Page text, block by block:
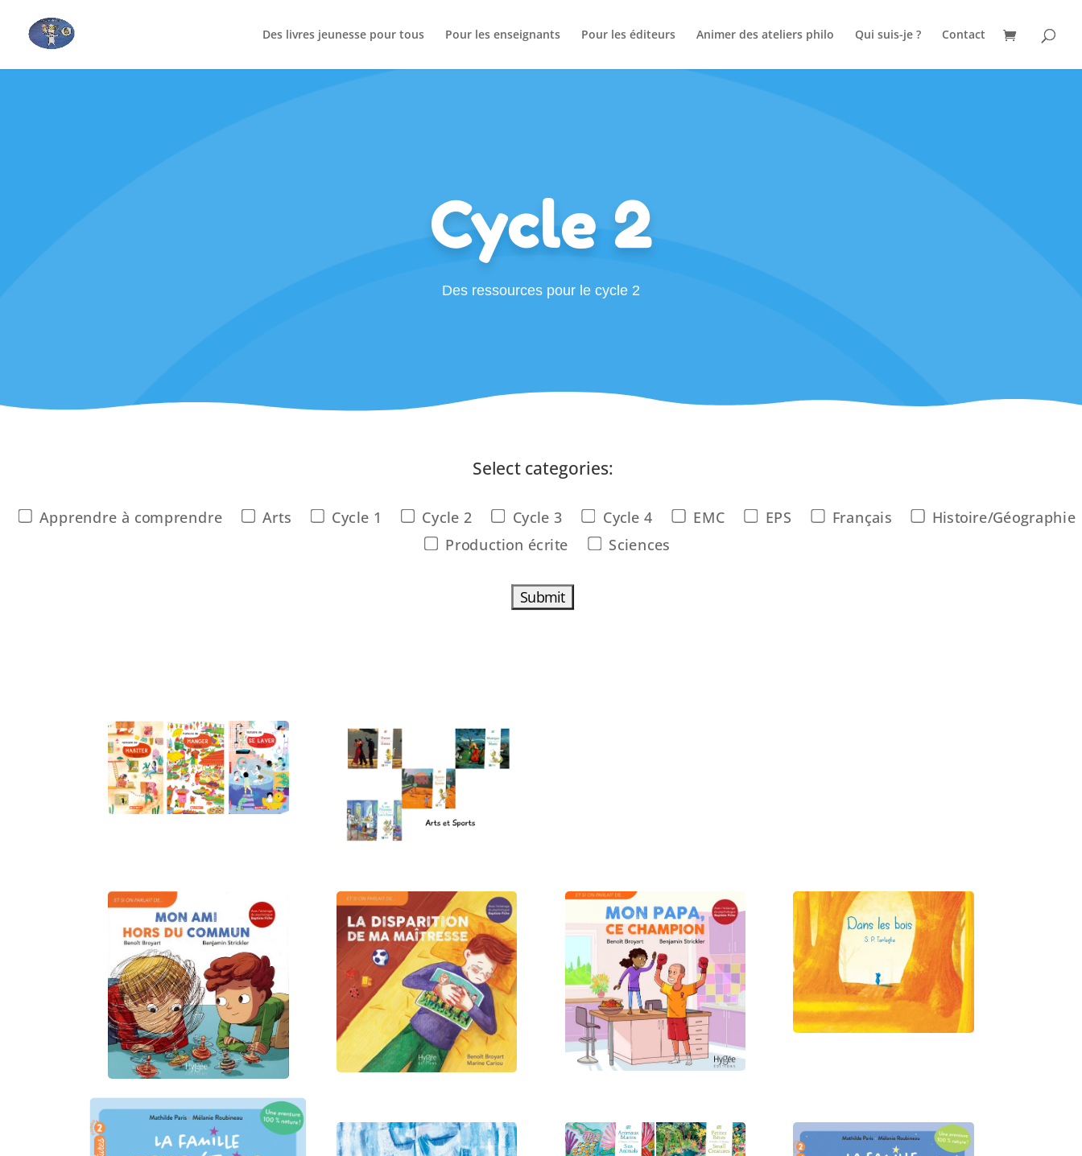
Des livres jeunesse pour tous Pour les enseignants Pour les éditeurs Animer des ateliers philo Qui suis-je ? Contact
Cycle 2
Des ressources pour le cycle 2
Select categories:
Apprendre à comprendre Arts Cycle 1 Cycle 2 Cycle 3 Cycle 4 EMC EPS Français Histoire/Géographie
Production écrite Sciences